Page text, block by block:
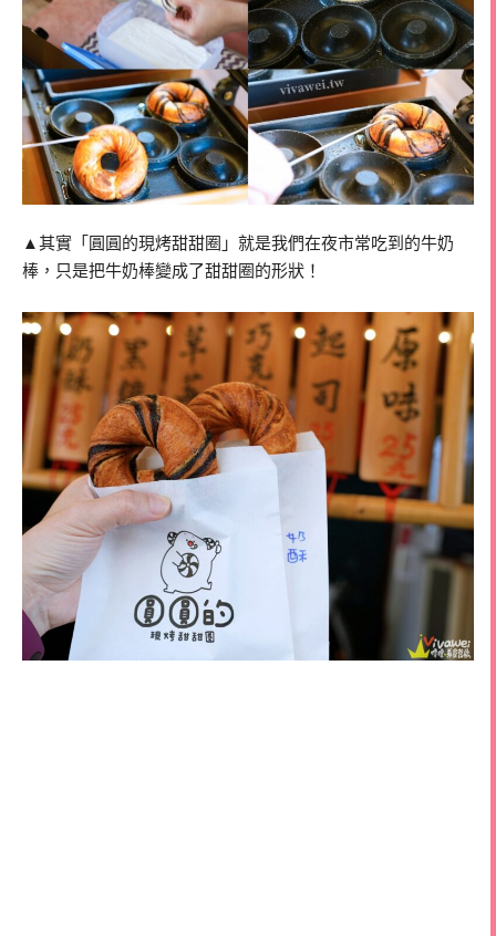
▲其實「圓圓的現烤甜甜圈」就是我們在夜市常吃到的牛奶
棒，只是把牛奶棒變成了甜甜圈的形狀！